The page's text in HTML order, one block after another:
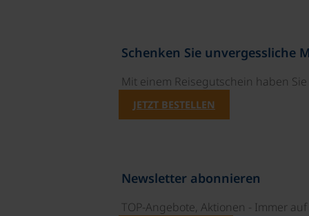
Schenken Sie unvergessliche
Mit einem Reisegutschein haben
JETZT BESTELLEN
Newsletter abonnieren
TOP-Angebote, Aktionen - Immer